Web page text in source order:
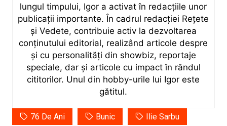
lungul timpului, Igor a activat în redacțiile unor
publicații importante. În cadrul redacției Rețete
și Vedete, contribuie activ la dezvoltarea
conținutului editorial, realizând articole despre
și cu personalități din showbiz, reportaje
speciale, dar și articole cu impact în rândul
cititorilor. Unul din hobby-urile lui Igor este
gătitul.
76 De Ani Bunic Ilie Sarbu